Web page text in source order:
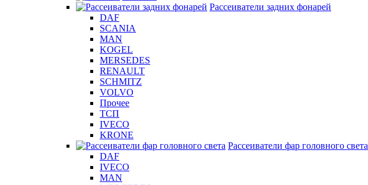
Рассеиватели задних фонарей
DAF
SCANIA
MAN
KOGEL
MERSEDES
RENAULT
SCHMITZ
VOLVO
Прочее
ТСП
IVECO
KRONE
Рассеиватели фар головного света
DAF
IVECO
MAN